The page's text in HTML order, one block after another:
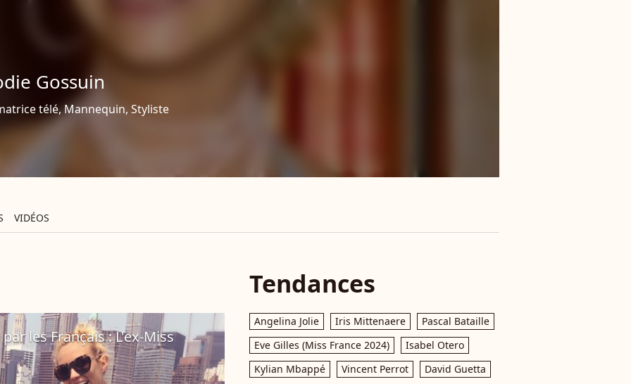
Gossuin
télé, Mannequin, Styliste
VIDÉOS
les Français : L'ex-Miss
Tendances
Angelina Jolie Iris Mittenaere
Pascal Bataille
Eve Gilles (Miss France 2024)
Isabel Otero
Kylian Mbappé
Vincent Perrot David Guetta